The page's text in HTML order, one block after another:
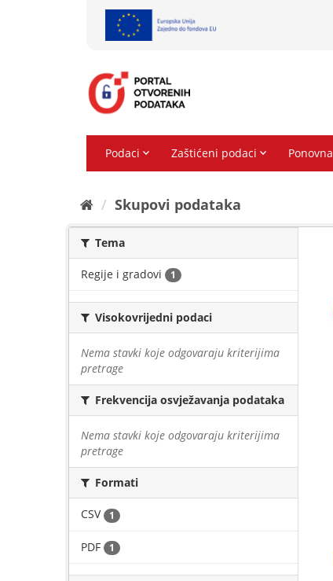
Skupovi podаtаkа
Tema
Regije i gradovi 1
Visokovrijedni podaci
Nema stavki koje odgovaraju kriterijima
pretrage
Frekvencija osvježavanja podataka
Nema stavki koje odgovaraju kriterijima
pretrage
Formati
CSV 1
PDF 1